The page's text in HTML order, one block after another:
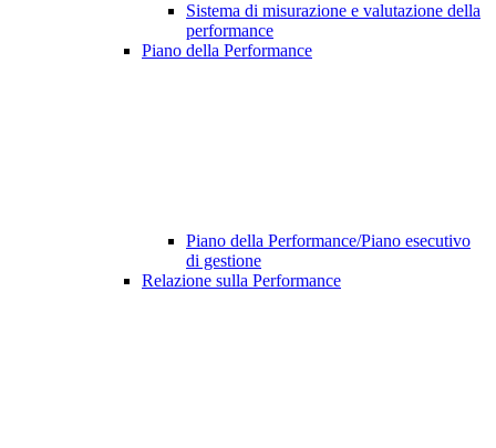
Sistema di misurazione e valutazione della
performance
Piano della Performance
Piano della Performance/Piano esecutivo
di gestione
Relazione sulla Performance